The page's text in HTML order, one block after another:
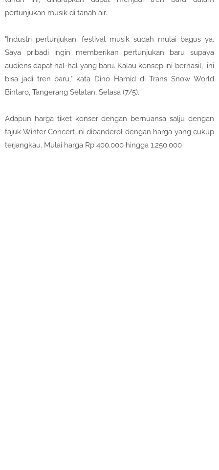
pertunjukan musik di tanah air.
"Industri pertunjukan, festival musik sudah mulai bagus ya.
Saya pribadi ingin memberikan pertunjukan baru supaya
audiens dapat hal-hal yang baru. Kalau konsep ini berhasil, ini
bisa jadi tren baru," kata Dino Hamid di Trans Snow World
Bintaro, Tangerang Selatan, Selasa (7/5).
Adapun harga tiket konser dengan bernuansa salju dengan
tajuk Winter Concert ini dibanderol dengan harga yang cukup
terjangkau. Mulai harga Rp 400.000 hingga 1.250.000